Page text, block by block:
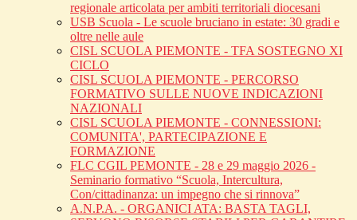
regionale articolata per ambiti territoriali diocesani
USB Scuola - Le scuole bruciano in estate: 30 gradi e
oltre nelle aule
CISL SCUOLA PIEMONTE - TFA SOSTEGNO XI
CICLO
CISL SCUOLA PIEMONTE - PERCORSO
FORMATIVO SULLE NUOVE INDICAZIONI
NAZIONALI
CISL SCUOLA PIEMONTE - CONNESSIONI:
COMUNITA', PARTECIPAZIONE E
FORMAZIONE
FLC CGIL PEMONTE - 28 e 29 maggio 2026 -
Seminario formativo “Scuola, Intercultura,
Con/cittadinanza: un impegno che si rinnova”
A.N.P.A. - ORGANICI ATA: BASTA TAGLI,